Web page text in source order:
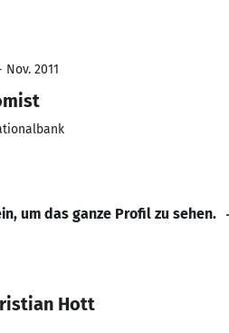
Nov. 2011
um das ganze Profil zu sehen.
Hott